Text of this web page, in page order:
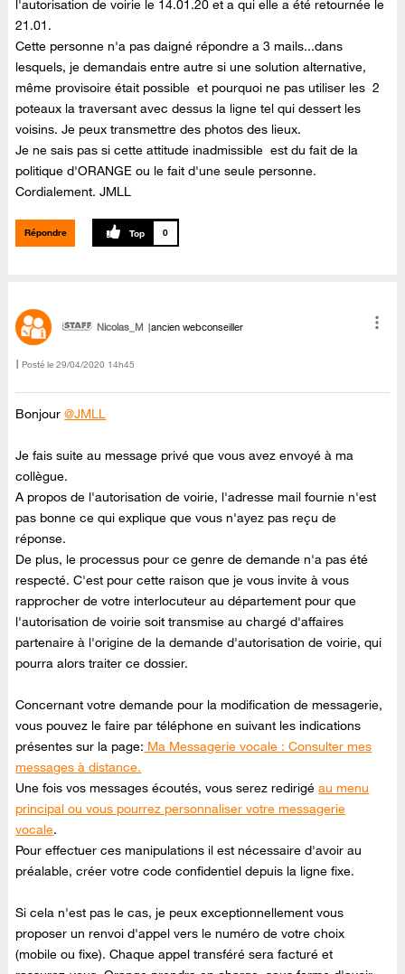
l'autorisation de voirie le 14.01.20 et a qui elle a été retournée le
21.01.
Cette personne n'a pas daigné répondre a 3 mails...dans
lesquels, je demandais entre autre si une solution alternative,
même provisoire était possible et pourquoi ne pas utiliser les 2
poteaux la traversant avec dessus la ligne tel qui dessert les
voisins.Je peuxtransmettre des photos des lieux.
Je ne sais pas si cette attitude inadmissible est du fait de la
politique d'ORANGE ou le fait d'une seule personne.
Cordialement. JMLL
Répondre 0
Nicolas_M ancien webconseiller
Posté le ‎29/04/2020 14h45
Bonjour@JMLL
Je fais suite au message privé que vous avez envoyé à ma
collègue.
A propos de l'autorisation de voirie, l'adresse mail fournie n'est
pas bonne ce qui explique que vous n'ayez pas reçu de
réponse.
De plus, le processus pour ce genre de demande n'a pas été
respecté. C'est pour cette raison que je vous invite à vous
rapprocher de votre interlocuteur au département pour que
l'autorisation de voirie soit transmise au chargé d'affaires
partenaire à l'origine de la demande d'autorisation de voirie, qui
pourra alors traiter ce dossier.
Concernant votre demande pour la modification de messagerie,
vous pouvez le faire par téléphone en suivant les indications
présentes sur la page: Ma Messagerie vocale : Consulter mes
messages à distance.
Une fois vos messages écoutés, vous serez redirigéau menu
principal ou vous pourrez personnaliser votre messagerie
vocale.
Pour effectuer ces manipulations il est nécessaire d'avoir au
préalable, créer votre code confidentiel depuis la ligne fixe.
Si cela n'est pas le cas, je peux exceptionnellement vous
proposer un renvoi d'appel vers le numéro de votre choix
(mobile ou fixe). Chaque appel transféré sera facturé et